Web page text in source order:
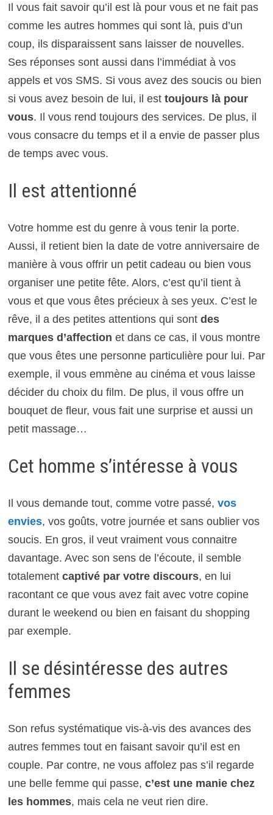
Il vous fait savoir qu’il est là pour vous et ne fait pas
comme les autres hommes qui sont là, puis d’un
coup, ils disparaissent sans laisser de nouvelles.
Ses réponses sont aussi dans l’immédiat à vos
appels et vos SMS. Si vous avez des soucis ou bien
si vous avez besoin de lui, il est toujours là pour
vous. Il vous rend toujours des services. De plus, il
vous consacre du temps et il a envie de passer plus
de temps avec vous.
Il est attentionné
Votre homme est du genre à vous tenir la porte.
Aussi, il retient bien la date de votre anniversaire de
manière à vous offrir un petit cadeau ou bien vous
organiser une petite fête. Alors, c’est qu’il tient à
vous et que vous êtes précieux à ses yeux. C’est le
rêve, il a des petites attentions qui sont des
marques d’affection et dans ce cas, il vous montre
que vous êtes une personne particulière pour lui. Par
exemple, il vous emmène au cinéma et vous laisse
décider du choix du film. De plus, il vous offre un
bouquet de fleur, vous fait une surprise et aussi un
petit massage…
Cet homme s’intéresse à vous
Il vous demande tout, comme votre passé, vos
envies, vos goûts, votre journée et sans oublier vos
soucis. En gros, il veut vraiment vous connaitre
davantage. Avec son sens de l’écoute, il semble
totalement captivé par votre discours, en lui
racontant ce que vous avez fait avec votre copine
durant le weekend ou bien en faisant du shopping
par exemple.
Il se désintéresse des autres
femmes
Son refus systématique vis-à-vis des avances des
autres femmes tout en faisant savoir qu’il est en
couple. Par contre, ne vous affolez pas s’il regarde
une belle femme qui passe, c’est une manie chez
les hommes, mais cela ne veut rien dire.